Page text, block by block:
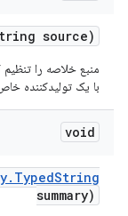
source)
منبع خلاصه را
با یک تولیدکننده
void
. TypedString
summary)